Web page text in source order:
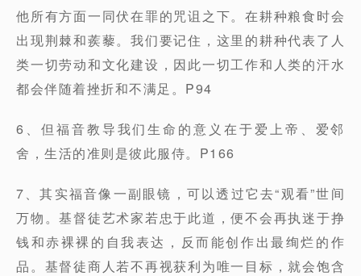
他所有方面一同伏在罪的咒诅之下。在耕种粮食时会
出现荆棘和蒺藜。我们要记住，这里的耕种代表了人
类一切劳动和文化建设，因此一切工作和人类的汗水
都会伴随着挫折和不满足。P94
6、但福音教导我们生命的意义在于爱上帝、爱邻
舍，生活的准则是彼此服侍。P166
7、其实福音像一副眼镜，可以透过它去“观看”世间
万物。基督徒艺术家若忠于此道，便不会再执迷于挣
钱和赤裸裸的自我表达，反而能创作出最绚烂的作
品。基督徒商人若不再视获利为唯一目标，就会饱含